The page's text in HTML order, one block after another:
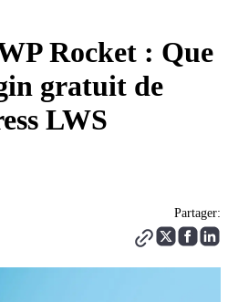
Rocket : Que
gratuit de
LWS
Partager: